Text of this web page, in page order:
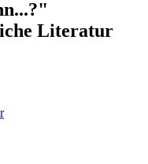
Literatur